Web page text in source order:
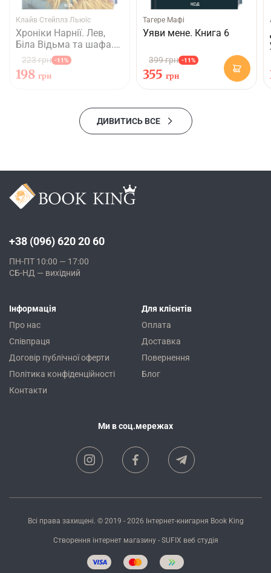
Клайв Стейплз Льюїс
Хроніки Нарнії. Лев,
Біла Відьма та шафа.
Книга 2
223 грн -11%
198 грн
Тагере Мафі
Уяви мене. Книга 6
399 грн -11%
355 грн
ДИВИТИСЬ ВСЕ
+38 (096) 620 20 60
ПН-ПТ 10:00 — 17:00
СБ-НД — вихідний
Інформація
Про нас
Співпраця
Договір публічної оферти
Політика конфіденційності
Контакти
Для клієнтів
Оплата
Доставка
Повернення
Блог
Ми в соц.мережах
Всі права захищені. © 2019 - 2026 Інтернет-книгарня Book King
Створення інтернет магазину- SUFIX веб студія